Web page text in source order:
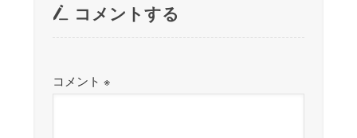
コメントする
コメント※